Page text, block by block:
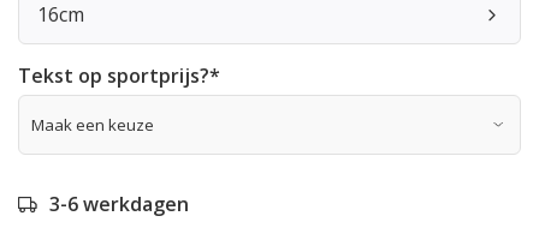
16cm
Tekst op sportprijs?*
3-6 werkdagen